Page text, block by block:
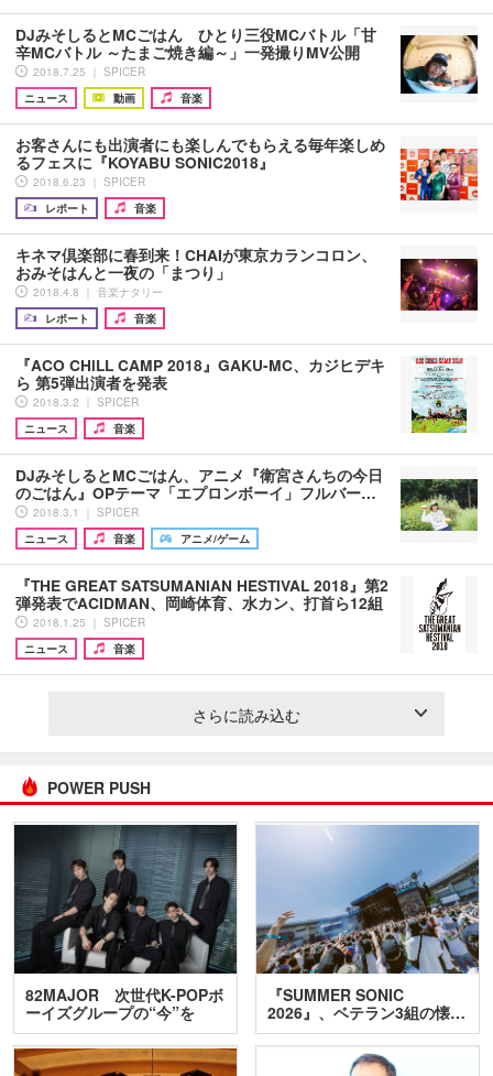
DJみそしるとMCごはん ひとり三役MCバトル「甘
辛MCバトル ～たまご焼き編～」一発撮りMV公開
2018.7.25 ｜ SPICER
ニュース
動画 音楽
お客さんにも出演者にも楽しんでもらえる毎年楽しめ
るフェスに『KOYABU SONIC2018』
2018.6.23 ｜ SPICER
レポート
音楽
キネマ倶楽部に春到来！CHAIが東京カランコロン、
おみそはんと一夜の「まつり」
2018.4.8 ｜ 音楽ナタリー
レポート
音楽
『ACO CHiLL CAMP 2018』GAKU-MC、カジヒデキ
ら 第5弾出演者を発表
2018.3.2 ｜ SPICER
ニュース
音楽
DJみそしるとMCごはん、アニメ『衛宮さんちの今日
のごはん』OPテーマ「エプロンボーイ」フルバー…
2018.3.1 ｜ SPICER
ニュース
音楽 アニメ/ゲーム
『THE GREAT SATSUMANIAN HESTIVAL 2018』第2
弾発表でACIDMAN、岡崎体育、水カン、打首ら12組
2018.1.25 ｜ SPICER
ニュース
音楽
さらに読み込む
POWER PUSH
82MAJOR 次世代K-POPボ
ーイズグループの“今”を
訊…
『SUMMER SONIC
2026』、ベテラン3組の懐…